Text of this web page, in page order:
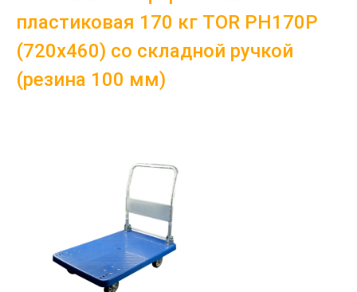
пластиковая 170 кг TOR PH170P
(720х460) со складной ручкой
(резина 100 мм)